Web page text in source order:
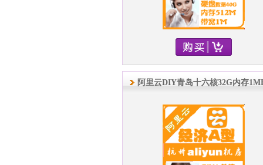
阿里云DIY青岛十六核32G内存